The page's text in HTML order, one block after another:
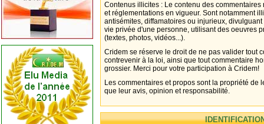
Contenus illicites : Le contenu des
et réglementations en vigueur. Sont notamment
antisémites, diffamatoires ou injurieux,
vie privée d'une personne, utilisant des oeuvres
(textes, photos, vidéos...).
Cridem se réserve le droit de ne pas valider tout
contrevenir à la loi, ainsi que tout commentaire
grossier. Merci pour votre participation à Cridem!
Les commentaires et propos sont la propriété de
que leur avis, opinion et responsabilité.